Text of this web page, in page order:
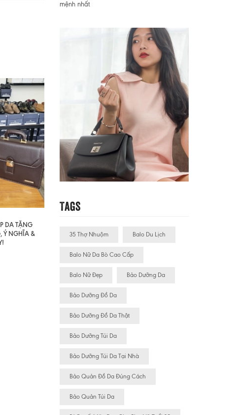
DA TẶNG
Ý NGHĨA &
mệnh nhất
Tags
35 Thợ Nhuộm Balo Du Lịch
Balo Nữ Da Bò Cao Cấp
Balo Nữ Đẹp Bảo Dưỡng Da
Bảo Dưỡng Đồ Da
Bảo Dưỡng Đồ Da Thật
Bảo Dưỡng Túi Da
Bảo Dưỡng Túi Da Tại Nhà
Bảo Quản Đồ Da Đúng Cách
Bảo Quản Túi Da